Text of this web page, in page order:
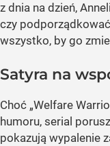
z dnia na dzień,
czy
wszystko, by go
Satyra na
Choć „Welfare
humoru, serial
pokazują wypalenie